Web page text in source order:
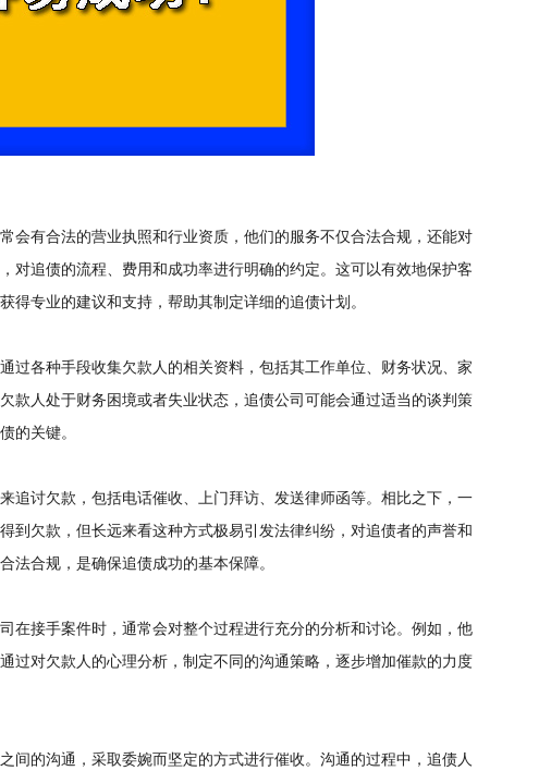
有合法的营业执照和行业资质，他们的服务不仅合法合规，还能对
对追债的流程、费用和成功率进行明确的约定。这可以有效地保护客
专业的建议和支持，帮助其制定详细的追债计划。
各种手段收集欠款人的相关资料，包括其工作单位、财务状况、家
款人处于财务困境或者失业状态，追债公司可能会通过适当的谈判策
的关键。
讨欠款，包括电话催收、上门拜访、发送律师函等。相比之下，一
到欠款，但长远来看这种方式极易引发法律纠纷，对追债者的声誉和
法合规，是确保追债成功的基本保障。
接手案件时，通常会对整个过程进行充分的分析和讨论。例如，他
过对欠款人的心理分析，制定不同的沟通策略，逐步增加催款的力度
的沟通，采取委婉而坚定的方式进行催收。沟通的过程中，追债人